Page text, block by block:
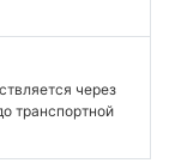
через
транспортной